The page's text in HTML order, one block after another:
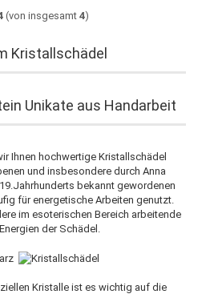
(von insgesamt 4)
Kristallschädel
Unikate aus Handarbeit
Ihnen hochwertige Kristallschädel
und insbesondere durch Anna
bekannt gewordenen
für energetische Arbeiten genutzt.
im esoterischen Bereich arbeitende
der Schädel.
Kristalle ist es wichtig auf die